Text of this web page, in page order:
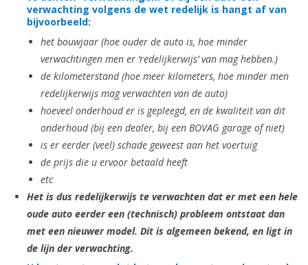
verwachting volgens de wet redelijk is hangt af van
bijvoorbeeld:
het bouwjaar (hoe ouder de auto is, hoe minder
verwachtingen men er ‘redelijkerwijs’ van mag hebben.)
de kilometerstand (hoe meer kilometers, hoe minder men
redelijkerwijs mag verwachten van de auto)
hoeveel onderhoud er is gepleegd, en de kwaliteit van dit
onderhoud (bij een dealer, bij een BOVAG garage of niet)
is er eerder (veel) schade geweest aan het voertuig
de prijs die u ervoor betaald heeft
etc
Het is dus redelijkerwijs te verwachten dat er met een hele
oude auto eerder een (technisch) probleem ontstaat dan
met een nieuwer model. Dit is algemeen bekend, en ligt in
de lijn der verwachting.